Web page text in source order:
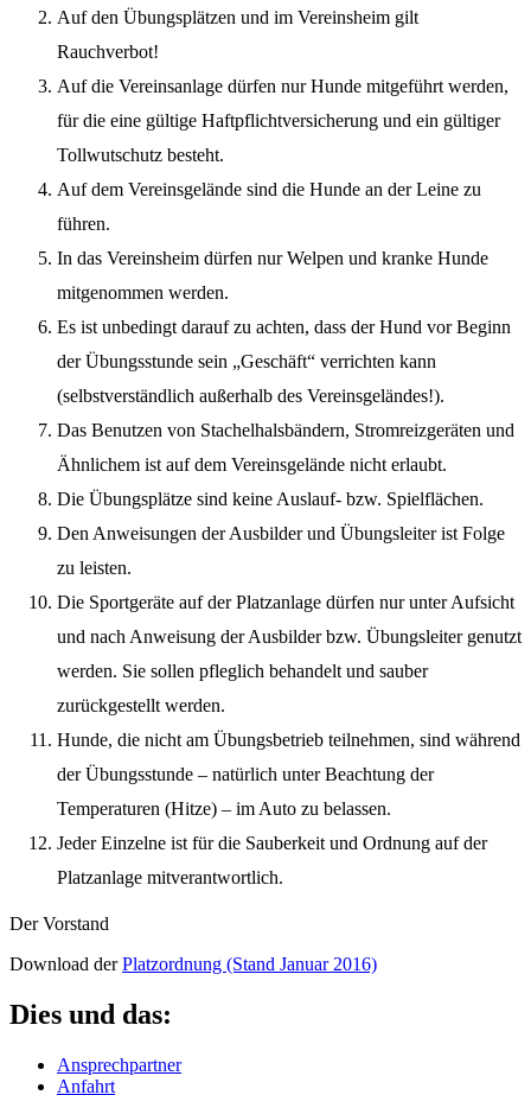
Auf den Übungsplätzen und im Vereinsheim gilt
Rauchverbot!
Auf die Vereinsanlage dürfen nur Hunde mitgeführt werden,
für die eine gültige Haftpflichtversicherung und ein gültiger
Tollwutschutz besteht.
Auf dem Vereinsgelände sind die Hunde an der Leine zu
führen.
In das Vereinsheim dürfen nur Welpen und kranke Hunde
mitgenommen werden.
Es ist unbedingt darauf zu achten, dass der Hund vor Beginn
der Übungsstunde sein „Geschäft“ verrichten kann
(selbstverständlich außerhalb des Vereinsgeländes!).
Das Benutzen von Stachelhalsbändern, Stromreizgeräten und
Ähnlichem ist auf dem Vereinsgelände nicht erlaubt.
Die Übungsplätze sind keine Auslauf- bzw. Spielflächen.
Den Anweisungen der Ausbilder und Übungsleiter ist Folge
zu leisten.
Die Sportgeräte auf der Platzanlage dürfen nur unter Aufsicht
und nach Anweisung der Ausbilder bzw. Übungsleiter genutzt
werden. Sie sollen pfleglich behandelt und sauber
zurückgestellt werden.
Hunde, die nicht am Übungsbetrieb teilnehmen, sind während
der Übungsstunde – natürlich unter Beachtung der
Temperaturen (Hitze) – im Auto zu belassen.
Jeder Einzelne ist für die Sauberkeit und Ordnung auf der
Platzanlage mitverantwortlich.
Der Vorstand
Download derPlatzordnung (Stand Januar 2016)
Dies und das:
Ansprechpartner
Anfahrt